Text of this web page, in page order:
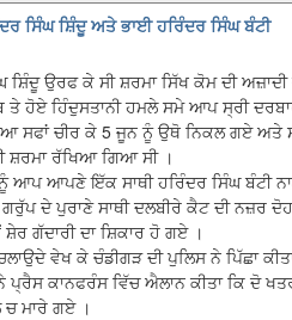
ਸਿੰਘ ਸ਼ਿੰਦੂ ਅਤੇ ਭਾਈ ਹਰਿੰਦਰ ਸਿੰਘ ਬੰਟੀ
ਸ਼ਿੰਦੂ ਉਰਫ ਕੇ ਸੀ ਸ਼ਰਮਾ ਸਿੱਖ ਕੋਮ ਦੀ
ਤੇ ਹੋਏ ਹਿੰਦੁਸਤਾਨੀ ਹਮਲੇ ਸਮੇ ਆਪ ਸ੍ਰੀ
ਸਫਾਂ ਚੀਰ ਕੇ 5 ਜੂਨ ਨੂੰ ਉਥੋ ਨਿਕਲ ਗਏ
ਸ਼ਰਮਾ ਰੱਖਿਆ ਗਿਆ ਸੀ ।
ਆਪ ਆਪਣੇ ਇੱਕ ਸਾਥੀ ਹਰਿੰਦਰ ਸਿੰਘ ਬੰਟੀ
ਦੇ ਪੁਰਾਣੇ ਸਾਥੀ ਦਲਬੀਰੇ ਕੈਟ ਦੀ ਨਜ਼ਰ
ਗੱਦਾਰੀ ਦਾ ਸ਼ਿਕਾਰ ਹੋ ਗਏ ।
ਵੇਖ ਕੇ ਚੰਡੀਗੜ ਦੀ ਪੁਲਿਸ ਨੇ ਪਿੱਛਾ
ਕਾਨਫਰੰਸ ਵਿੱਚ ਐਲਾਨ ਕੀਤਾ ਕਿ ਦੋ
ਚ ਮਾਰੇ ਗਏ ।